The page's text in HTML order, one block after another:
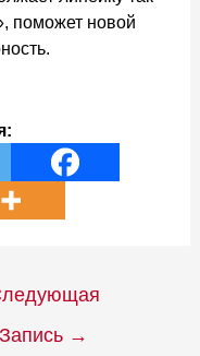
поможет новой
Запись →